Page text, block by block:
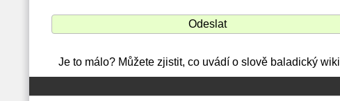
Je to málo? Můžete zjistit, co uvádí o slově baladický